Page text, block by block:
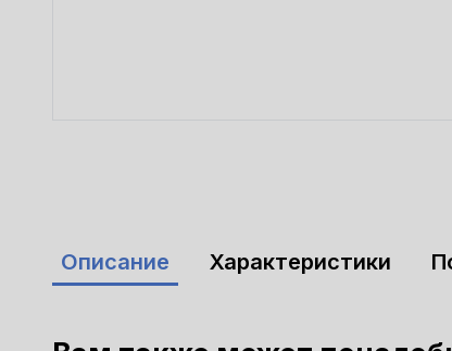
Описание Характеристики